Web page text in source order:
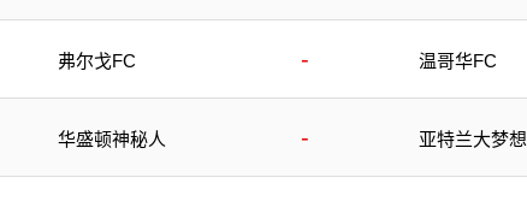
弗尔戈FC - 温哥华FC
华盛顿神秘人 - 亚特兰大梦想